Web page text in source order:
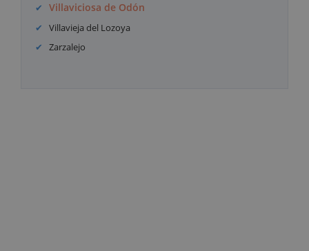
Villaviciosa de Odón
Villavieja del Lozoya
Zarzalejo